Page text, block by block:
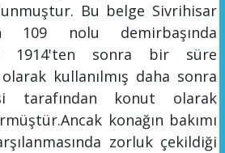
Bu belge Sivrihisar
109 nolu demirbaşında
1914'ten sonra bir süre
olarak kullanılmış daha sonra
tarafından konut olarak
Ancak konağın bakımı
zorluk çekildiği